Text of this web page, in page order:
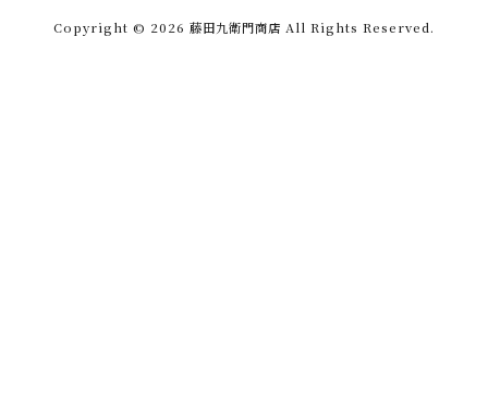
Copyright © 2026 藤田九衛門商店 All Rights Reserved.